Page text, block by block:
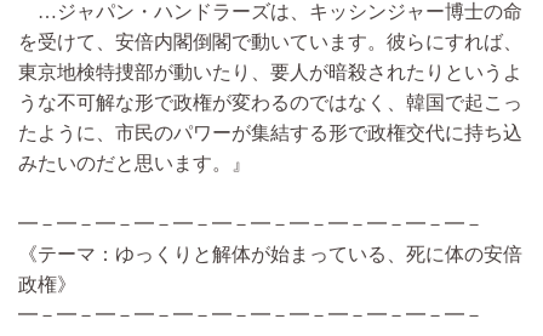
…ジャパン・ハンドラーズは、キッシンジャー博士の命
を受けて、安倍内閣倒閣で動いています。彼らにすれば、
東京地検特捜部が動いたり、要人が暗殺されたりというよ
うな不可解な形で政権が変わるのではなく、韓国で起こっ
たように、市民のパワーが集結する形で政権交代に持ち込
みたいのだと思います。』
━－━－━－━－━－━－━－━－━－━－━－━－
《テーマ：ゆっくりと解体が始まっている、死に体の安倍
政権》
━－━－━－━－━－━－━－━－━－━－━－━－